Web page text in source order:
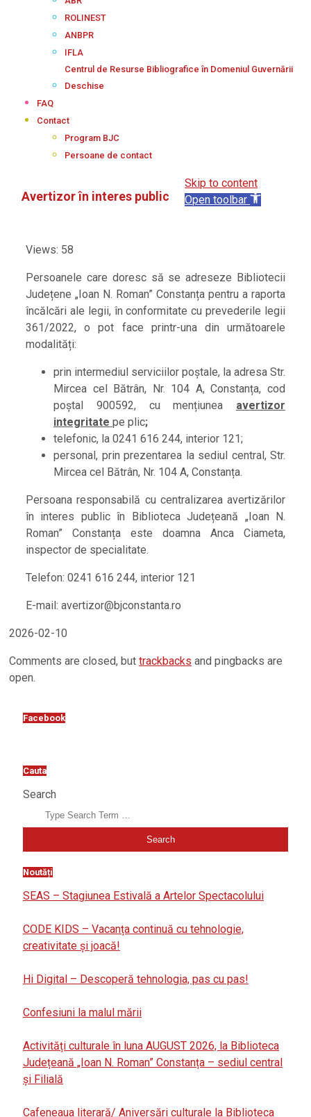
ROLINEST
ANBPR
IFLA
Centrul de Resurse Bibliografice în Domeniul Guvernării
Deschise
FAQ
Contact
Program BJC
Persoane de contact
Avertizor în interes public
Views: 58
Persoanele care doresc să se adreseze Bibliotecii
Județene „Ioan N. Roman” Constanța pentru a raporta
încălcări ale legii, în conformitate cu prevederile legii
361/2022, o pot face printr-una din următoarele
modalități:
prin intermediul serviciilor poștale, la adresa Str.
Mircea cel Bătrân, Nr. 104 A, Constanța, cod
poștal 900592, cu mențiunea avertizor
integritate pe plic;
telefonic, la 0241 616 244, interior 121;
personal, prin prezentarea la sediul central, Str.
Mircea cel Bătrân, Nr. 104 A, Constanța.
Persoana responsabilă cu centralizarea avertizărilor
în interes public în Biblioteca Județeană „Ioan N.
Roman” Constanța este doamna Anca Ciameta,
inspector de specialitate.
Telefon: 0241 616 244, interior 121
E-mail: avertizor@bjconstanta.ro
2026-02-10
Comments are closed, but trackbacks and pingbacks are
open.
Facebook
Cauta
Search
Noutăți
SEAS – Stagiunea Estivală a Artelor Spectacolului
CODE KIDS – Vacanța continuă cu tehnologie,
creativitate și joacă!
Hi Digital – Descoperă tehnologia, pas cu pas!
Confesiuni la malul mării
Activități culturale în luna AUGUST 2026, la Biblioteca
Județeană „Ioan N. Roman” Constanța – sediul central
și Filială
Cafeneaua literară/ Aniversări culturale la Biblioteca
Skip to content
Open toolbar